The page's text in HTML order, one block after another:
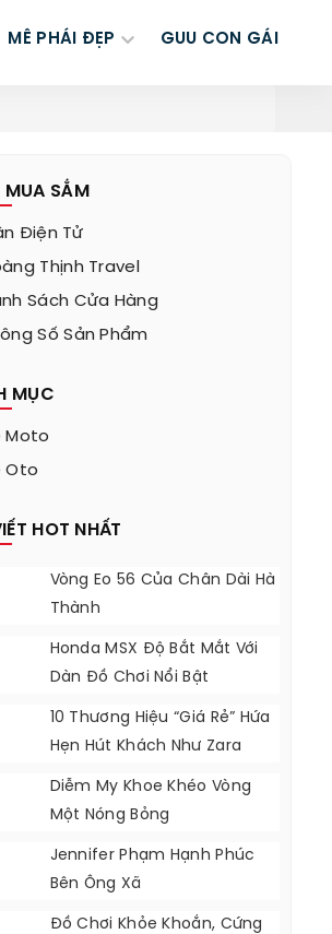
MÊ PHÁI ĐẸP GUU CON GÁI
SẮM
Điện Tử
Thịnh Travel
Sách Cửa Hàng
Số Sản Phẩm
MỤC
Moto
Oto
HOT NHẤT
Vòng Eo 56 Của Chân Dài Hà
Thành
Honda MSX Độ Bắt Mắt Với
Dàn Đồ Chơi Nổi Bật
10 Thương Hiệu “giá Rẻ” Hứa
Hẹn Hút Khách Như Zara
Diễm My Khoe Khéo Vòng
Một Nóng Bỏng
Jennifer Phạm Hạnh Phúc
Bên Ông Xã
Đồ Chơi Khỏe Khoắn, Cứng